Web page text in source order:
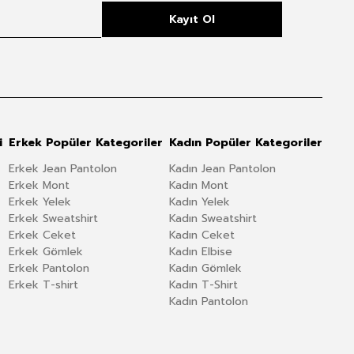
Kayıt Ol
Erkek Popüler Kategoriler
Erkek Jean Pantolon
Erkek Mont
Erkek Yelek
Erkek Sweatshirt
Erkek Ceket
Erkek Gömlek
Erkek Pantolon
Erkek T-shirt
Kadın Popüler Kategoriler
Kadın Jean Pantolon
Kadın Mont
Kadın Yelek
Kadın Sweatshirt
Kadın Ceket
Kadın Elbise
Kadın Gömlek
Kadın T-Shirt
Kadın Pantolon